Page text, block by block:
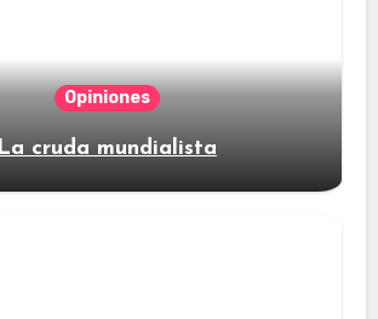
Opiniones
La cruda mundialista